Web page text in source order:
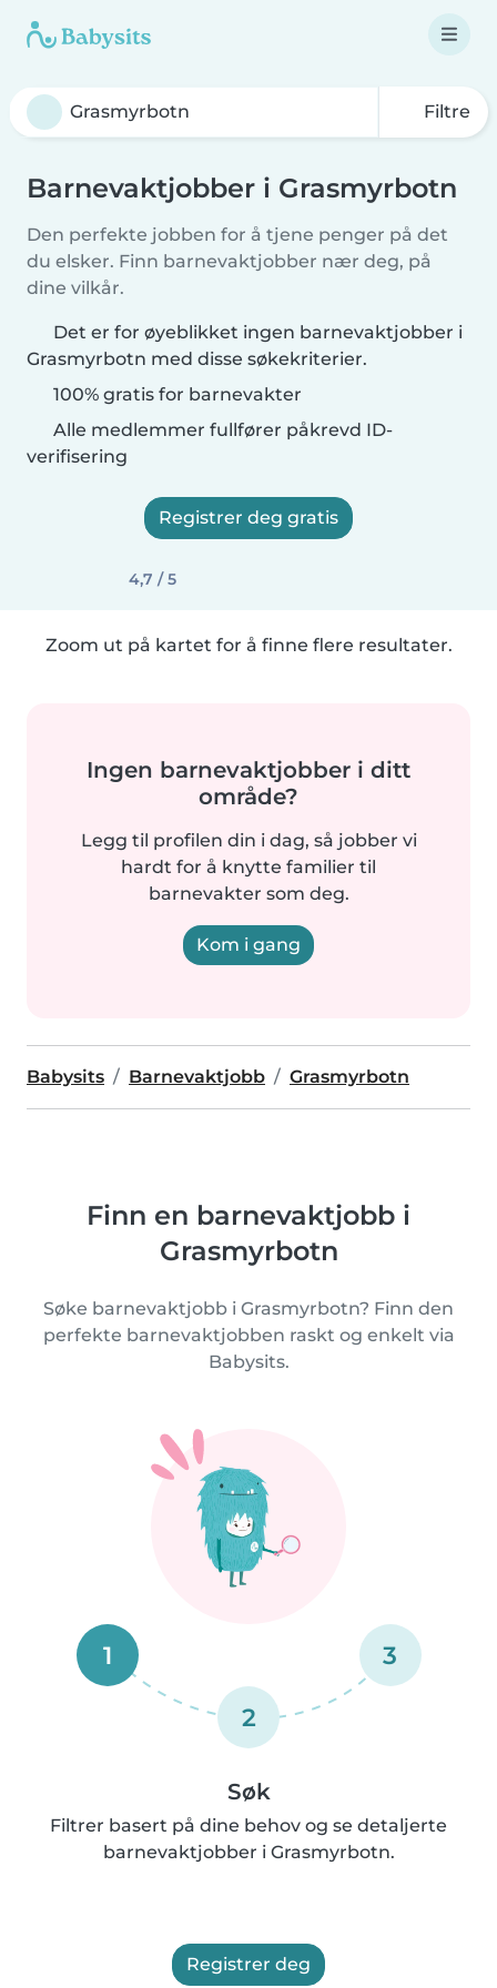
Filtre
Barnevaktjobber i Grasmyrbotn
Den perfekte jobben for å tjene penger på det
du elsker. Finn barnevaktjobber nær deg, på
dine vilkår.
Det er for øyeblikket ingen barnevaktjobber i
Grasmyrbotn med disse søkekriterier.
100% gratis for barnevakter
Alle medlemmer fullfører påkrevd ID-
verifisering
Registrer deg gratis
4,7 / 5
Zoom ut på kartet for å finne flere resultater.
Ingen barnevaktjobber i ditt
område?
Legg til profilen din i dag, så jobber vi
hardt for å knytte familier til
barnevakter som deg.
Kom i gang
Babysits Barnevaktjobb Grasmyrbotn
Finn en barnevaktjobb i
Grasmyrbotn
Søke barnevaktjobb i Grasmyrbotn? Finn den
perfekte barnevaktjobben raskt og enkelt via
Babysits.
1
2
3
Søk
Filtrer basert på dine behov og se detaljerte
barnevaktjobber i Grasmyrbotn.
Registrer deg